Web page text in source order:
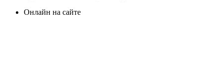
Онлайн на сайте